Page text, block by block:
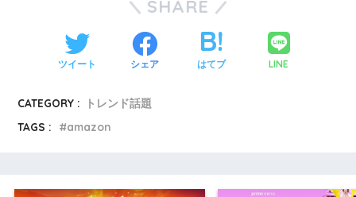
SHARE
ツイート シェア はてブ LINE
CATEGORY :
トレンド話題
TAGS :
amazon